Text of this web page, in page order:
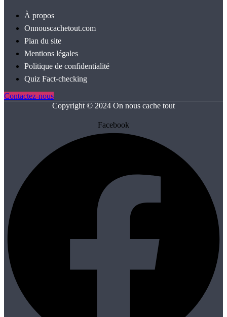
À propos
Onnouscachetout.com
Plan du site
Mentions légales
Politique de confidentialité
Quiz Fact‑checking
Contactez-nous
Copyright © 2024 On nous cache tout
Facebook